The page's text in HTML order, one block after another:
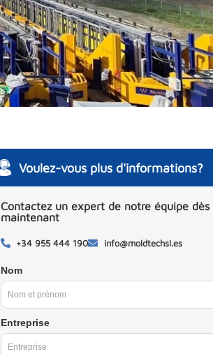
Voulez-vous plus d'informations?
Contactez un expert de notre équipe dès
maintenant
+34 955 444 190 info@moldtechsl.es
Nom
Entreprise